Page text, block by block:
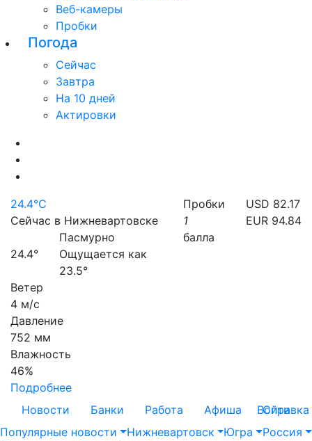
24.4°C
Сейчас в Нижневартовске
24.4°
Пасмурно
Ощущается как
23.5°
Ветер
4 м/с
Давление
752 мм
Влажность
46%
Подробнее
Пробки
1
балла
USD 82.17
EUR 94.84
Веб-камеры
Пробки
Погода
Сейчас
Завтра
На 10 дней
Актировки
Новости Банки Работа Афиша Справка
Войти
Популярные новости
Нижневартовск Югра
Россия